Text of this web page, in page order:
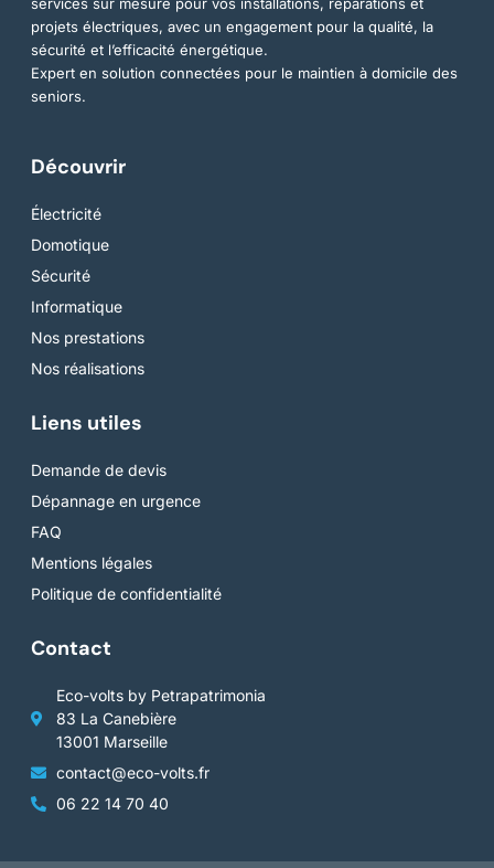
projets électriques, avec un engagement pour la qualité, la
sécurité et l’efficacité énergétique.
Expert en solution connectées pour le maintien à domicile des
seniors.
Découvrir
Électricité
Domotique
Sécurité
Informatique
Nos prestations
Nos réalisations
Liens utiles
Demande de devis
Dépannage en urgence
FAQ
Mentions légales
Politique de confidentialité
Contact
Eco-volts by Petrapatrimonia
83 La Canebière
13001 Marseille
contact@eco-volts.fr
06 22 14 70 40